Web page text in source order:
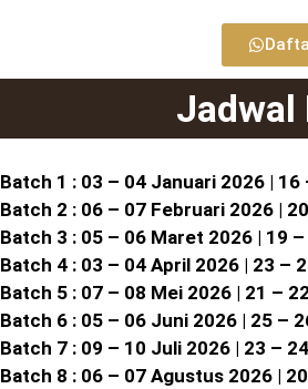
Jadwal
Batch 1 : 03 – 04 Januari 2026 |
Batch 2 : 06 – 07 Februari 2026 |
Batch 3 : 05 – 06 Maret 2026 | 19
Batch 4 : 03 – 04 April 2026 | 23 –
Batch 5 : 07 – 08 Mei 2026 | 21 –
Batch 6 : 05 – 06 Juni 2026 | 25 –
Batch 7 : 09 – 10 Juli 2026 | 23 –
Batch 8 : 06 – 07 Agustus 2026 |